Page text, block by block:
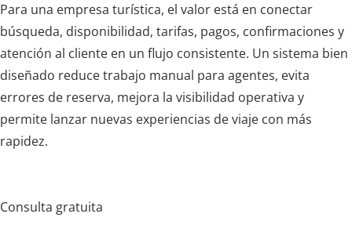
Para una empresa turística, el valor está en conectar
búsqueda, disponibilidad, tarifas, pagos, confirmaciones y
atención al cliente en un flujo consistente. Un sistema bien
diseñado reduce trabajo manual para agentes, evita
errores de reserva, mejora la visibilidad operativa y
permite lanzar nuevas experiencias de viaje con más
rapidez.
Consulta gratuita